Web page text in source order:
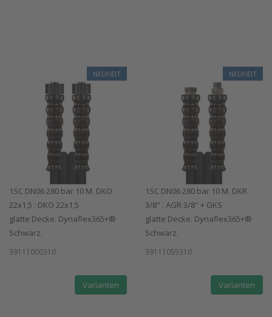
NEUHEIT
1SC DN06 280 bar 10 M. DKO
22x1,5 : DKO 22x1,5
glatte Decke. Dynaflex365+®
Schwarz.
39111000310
Varianten
NEUHEIT
1SC DN06 280 bar 10 M. DKR
3/8" : AGR 3/8" + GKS
glatte Decke. Dynaflex365+®
Schwarz.
39111055310
Varianten